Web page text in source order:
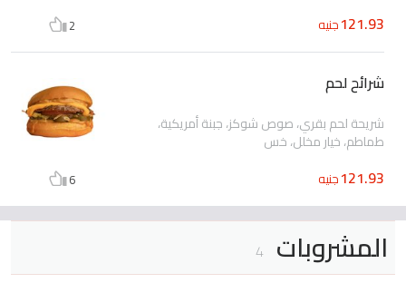
121.93جنيه 2
شرائح لحم
شريحة لحم بقري، صوص شوكز، جبنة أمريكية،
طماطم، خيار مخلل، خس
121.93جنيه 6
المشروبات 4